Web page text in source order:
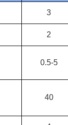
3
2
0.5-5
40